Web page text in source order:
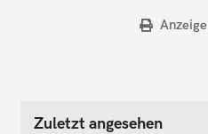
Zuletzt angesehen